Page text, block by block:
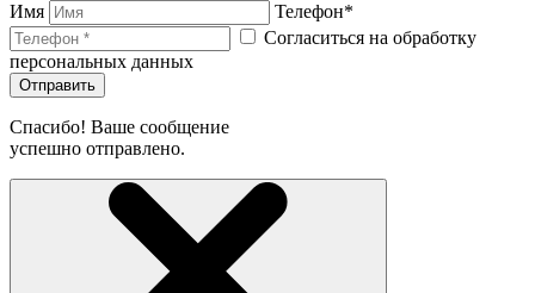
Имя
Телефон*
Согласиться на обработку
персональных данных
Отправить
Спасибо! Ваше сообщение
успешно отправлено.